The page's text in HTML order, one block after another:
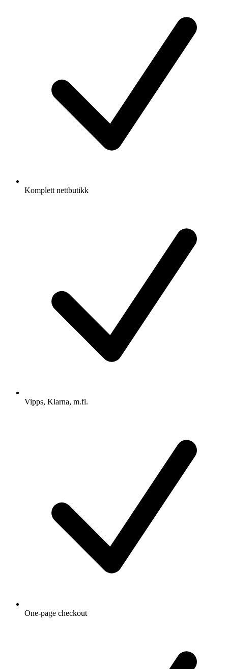
Komplett nettbutikk
Vipps, Klarna, m.fl.
One-page checkout